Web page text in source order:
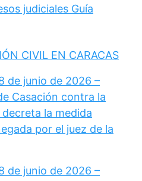
judiciales Guía
CIVIL EN CARACAS
de junio de 2026 –
Casación contra la
la medida
por el juez de la
de junio de 2026 –